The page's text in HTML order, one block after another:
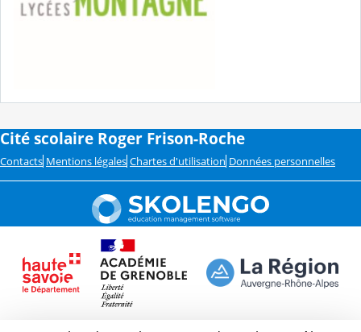
Cité scolaire Roger Frison-Roche
Contacts Mentions légales Chartes d'utilisation Données personnelles